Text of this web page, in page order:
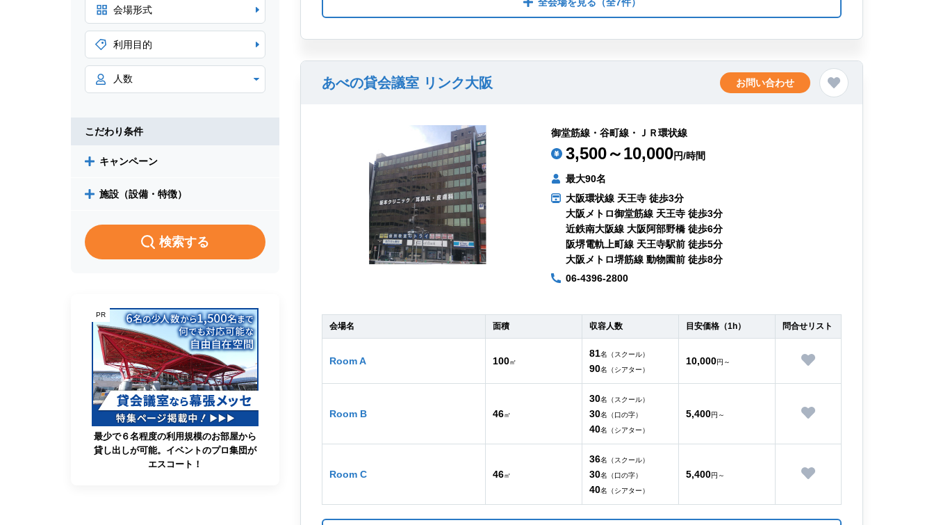
会場形式
利用目的
こだわり条件
キャンペーン
施設（設備・特徴）
検索する
PR
最少で６名程度の利用規模のお部屋から
貸し出しが可能。イベントのプロ集団が
エスコート！
全会場を見る （全7件）
あべの貸会議室 リンク大阪 お問い合わせ
御堂筋線・谷町線・ＪＲ環状線
3,500～10,000円/時間
最大90名
大阪環状線 天王寺 徒歩3分
大阪メトロ御堂筋線 天王寺 徒歩3分
近鉄南大阪線 大阪阿部野橋 徒歩6分
阪堺電軌上町線 天王寺駅前 徒歩5分
大阪メトロ堺筋線 動物園前 徒歩8分
06-4396-2800
会場名 面積 収容人数 目安価格（1h） 問合せリスト
Room A 100㎡
81名（スクール）
90名（シアター）
10,000円～
Room B 46㎡
30名（スクール）
30名（口の字）
40名（シアター）
5,400円～
Room C 46㎡
36名（スクール）
30名（口の字）
40名（シアター）
5,400円～